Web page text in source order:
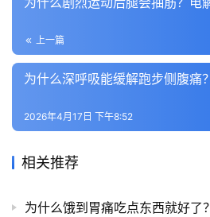
上一篇
为什么深呼吸能缓解跑步侧腹痛
2026年4月17日 下午8:52
相关推荐
为什么饿到胃痛吃点东西就好了